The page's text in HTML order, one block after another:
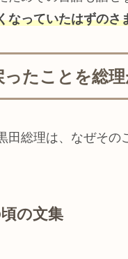
なっていたはずの
ったことを総
田総理は、なぜその
の文集